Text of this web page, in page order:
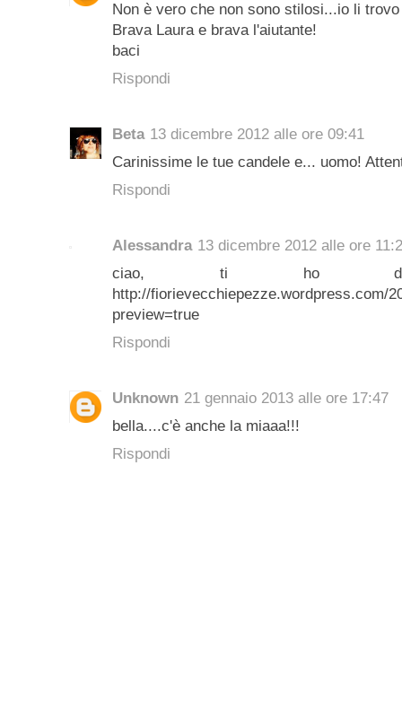
Non è vero che non sono stilosi...io li
Brava Laura e brava l'aiutante!
baci
Rispondi
Beta 13 dicembre 2012 alle ore 09:41
Carinissime le tue candele e... uomo!
Rispondi
Alessandra 13 dicembre 2012 alle ore
ciao, ti ho
http://fiorievecchiepezze.wordpress.com/
preview=true
Rispondi
Unknown 21 gennaio 2013 alle ore 17:47
bella....c'è anche la miaaa!!!
Rispondi